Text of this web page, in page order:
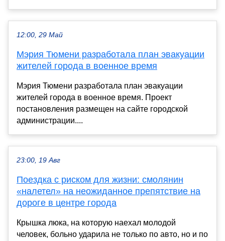
12:00, 29 Май
Мэрия Тюмени разработала план эвакуации
жителей города в военное время
Мэрия Тюмени разработала план эвакуации
жителей города в военное время. Проект
постановления размещен на сайте городской
администрации....
23:00, 19 Авг
Поездка с риском для жизни: смолянин
«налетел» на неожиданное препятствие на
дороге в центре города
Крышка люка, на которую наехал молодой
человек, больно ударила не только по авто, но и по